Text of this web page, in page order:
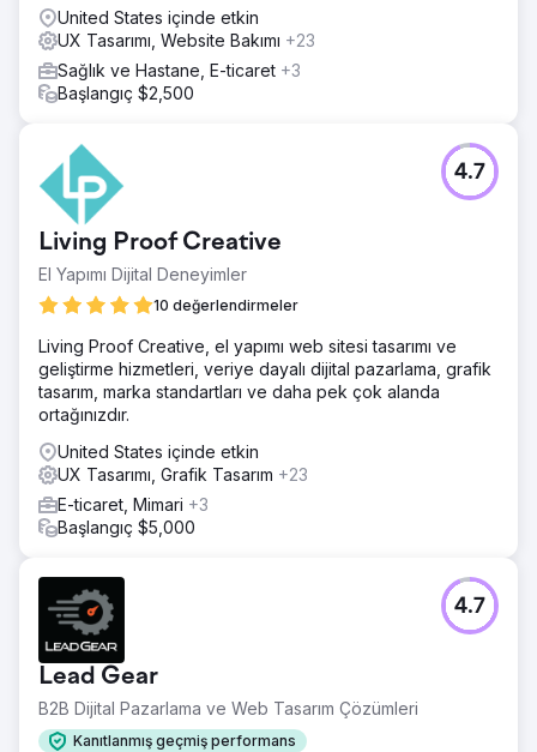
United States içinde etkin
UX Tasarımı, Website Bakımı +23
Sağlık ve Hastane, E-ticaret +3
Başlangıç $2,500
Living Proof Creative
El Yapımı Dijital Deneyimler
10 değerlendirmeler
4.7
Living Proof Creative, el yapımı web sitesi tasarımı ve
geliştirme hizmetleri, veriye dayalı dijital pazarlama, grafik
tasarım, marka standartları ve daha pek çok alanda
ortağınızdır.
United States içinde etkin
UX Tasarımı, Grafik Tasarım +23
E-ticaret, Mimari +3
Başlangıç $5,000
Lead Gear
B2B Dijital Pazarlama ve Web Tasarım Çözümleri
Kanıtlanmış geçmiş performans
4.7